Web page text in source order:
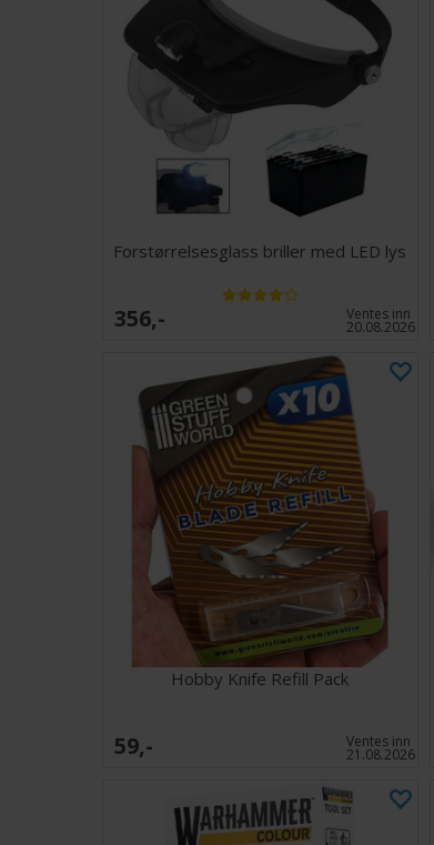
Forstørrelsesglass briller med LED lys
356,- Ventes inn
20.08.2026
Hobby Knife Refill Pack
59,- Ventes inn
21.08.2026